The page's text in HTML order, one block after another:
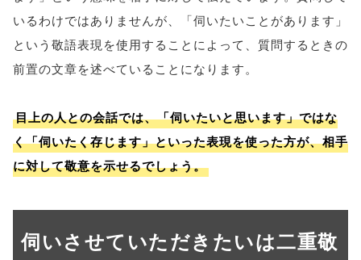
いるわけではありませんが、「伺いたいことがあります」
という敬語表現を使用することによって、質問するときの
前置の文章を述べていることになります。
目上の人との会話では、「伺いたいと思います」ではな
く「伺いたく存じます」といった表現を使った方が、相手
に対して敬意を示せるでしょう。
伺いさせていただきたいは二重敬